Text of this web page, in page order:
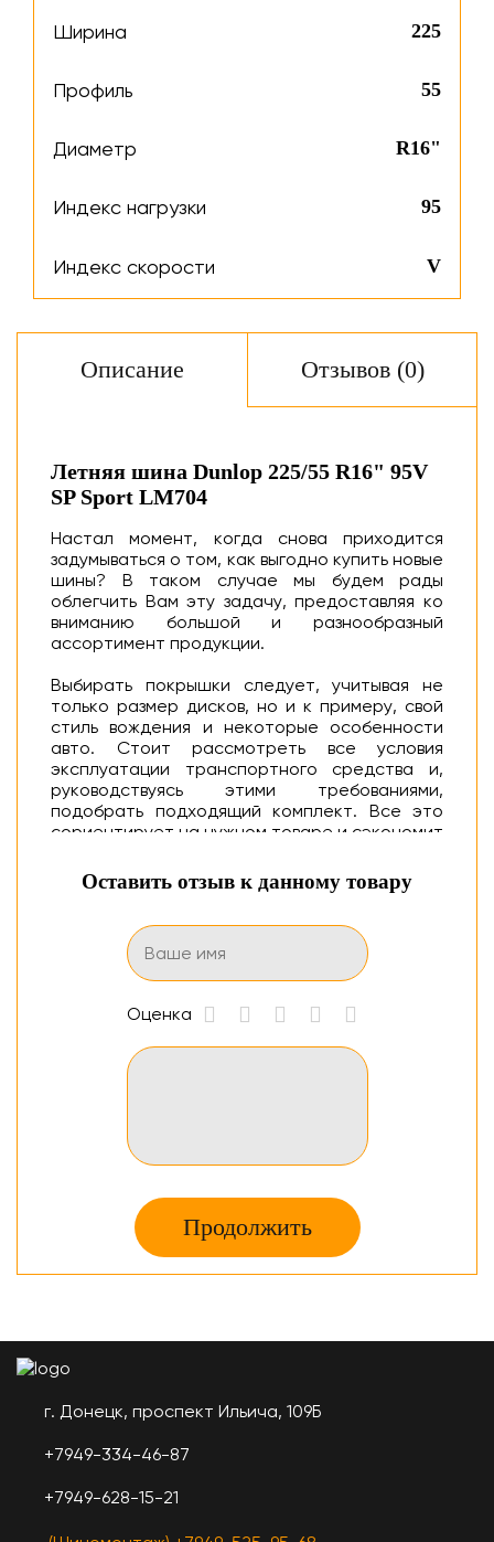
Ширина 225
Профиль 55
Диаметр R16"
Индекс нагрузки 95
Индекс скорости V
Оставить отзыв к данному товару
Оценка
Продолжить
Описание Отзывов (0)
Летняя шина Dunlop 225/55 R16" 95V
SP Sport LM704
Настал момент, когда снова приходится
задумываться о том, как выгодно купить новые
шины? В таком случае мы будем рады
облегчить Вам эту задачу, предоставляя ко
вниманию большой и разнообразный
ассортимент продукции.
Выбирать покрышки следует, учитывая не
только размер дисков, но и к примеру, свой
стиль вождения и некоторые особенности
авто. Стоит рассмотреть все условия
эксплуатации транспортного средства и,
руководствуясь этими требованиями,
подобрать подходящий комплект. Все это
сориентирует на нужном товаре и сэкономит
С полными техническими параметрами
можно ознакомиться в разделе
характеристик.
резину, подходящую к его авто. Каждый
производитель представлен линейкой
размеров и видов шин. Широчайший
сейчас, так как весь товар присутствует в
наличии в Донецке.
г. Донецк, проспект Ильича, 109Б
+7949-334-46-87
+7949-628-15-21